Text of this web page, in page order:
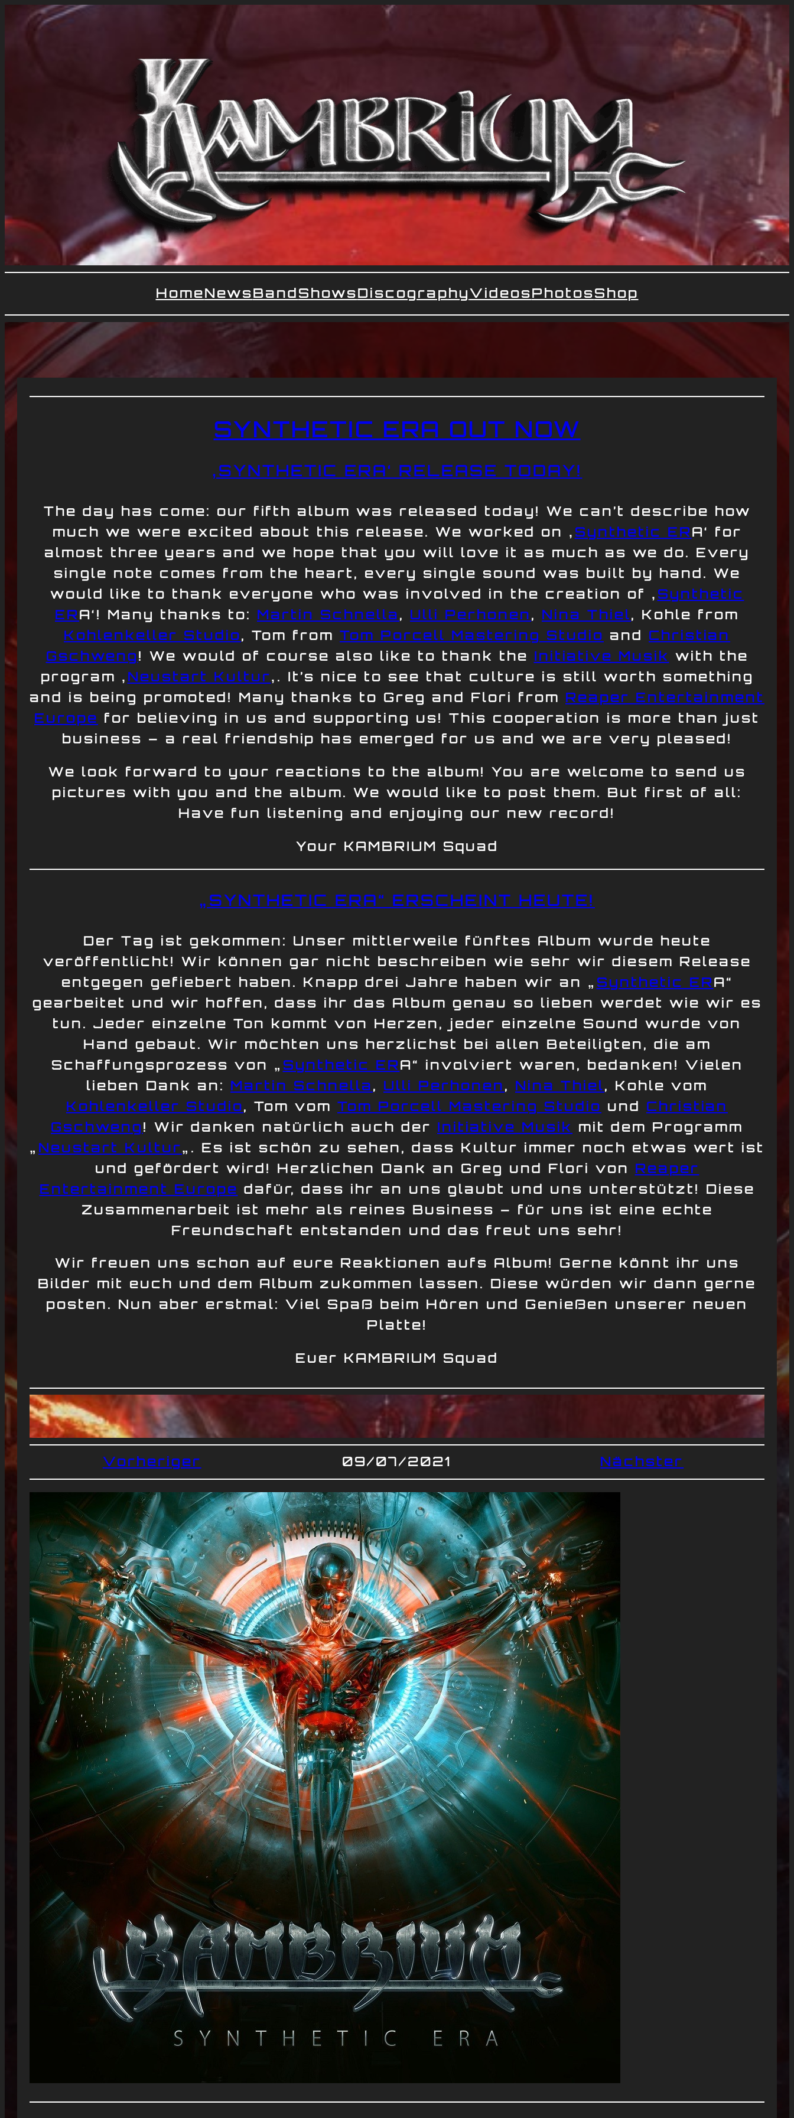
HomeNewsBand ShowsDiscographyVideosPhotosShop
SYNTHETIC ERA OUT NOW
‚SYNTHETIC ERA‘ RELEASE TODAY!
The day has come: our fifth album was released today! We can’t describe how
much we were excited about this release. We worked on ‚ Synthetic ERA‘ for
almost three years and we hope that you will love it as much as we do. Every
single note comes from the heart, every single sound was built by hand. We
would like to thank everyone who was involved in the creation of ‚ Synthetic
ERA‘! Many thanks to: Martin Schnella, Ulli Perhonen, Nina Thiel, Kohle from
Kohlenkeller Studio, Tom from Tom Porcell Mastering Studio and Christian
Gschweng! We would of course also like to thank the Initiative Musik with the
program ‚ Neustart Kultur‚. It’s nice to see that culture is still worth something
and is being promoted! Many thanks to Greg and Flori from Reaper Entertainment
Europe for believing in us and supporting us! This cooperation is more than just
business – a real friendship has emerged for us and we are very pleased!
We look forward to your reactions to the album! You are welcome to send us
pictures with you and the album. We would like to post them. But first of all:
Have fun listening and enjoying our new record!
Your KAMBRIUM Squad
„SYNTHETIC ERA“ ERSCHEINT HEUTE!
Der Tag ist gekommen: Unser mittlerweile fünftes Album wurde heute
veröffentlicht! Wir können gar nicht beschreiben wie sehr wir diesem Release
entgegen gefiebert haben. Knapp drei Jahre haben wir an „ Synthetic ERA“
gearbeitet und wir hoffen, dass ihr das Album genau so lieben werdet wie wir es
tun. Jeder einzelne Ton kommt von Herzen, jeder einzelne Sound wurde von
Hand gebaut. Wir möchten uns herzlichst bei allen Beteiligten, die am
Schaffungsprozess von „ Synthetic ERA“ involviert waren, bedanken! Vielen
lieben Dank an: Martin Schnella, Ulli Perhonen, Nina Thiel, Kohle vom
Kohlenkeller Studio, Tom vom Tom Porcell Mastering Studio und Christian
Gschweng! Wir danken natürlich auch der Initiative Musik mit dem Programm
„ Neustart Kultur„. Es ist schön zu sehen, dass Kultur immer noch etwas wert ist
und gefördert wird! Herzlichen Dank an Greg und Flori von Reaper
Entertainment Europe dafür, dass ihr an uns glaubt und uns unterstützt! Diese
Zusammenarbeit ist mehr als reines Business – für uns ist eine echte
Freundschaft entstanden und das freut uns sehr!
Wir freuen uns schon auf eure Reaktionen aufs Album! Gerne könnt ihr uns
Bilder mit euch und dem Album zukommen lassen. Diese würden wir dann gerne
posten. Nun aber erstmal: Viel Spaß beim Hören und Genießen unserer neuen
Platte!
Euer KAMBRIUM Squad
Vorheriger 09/07/2021 Nächster